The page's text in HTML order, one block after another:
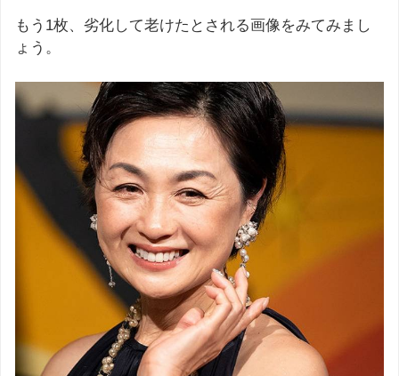
もう1枚、劣化して老けたとされる画像をみてみまし
ょう。